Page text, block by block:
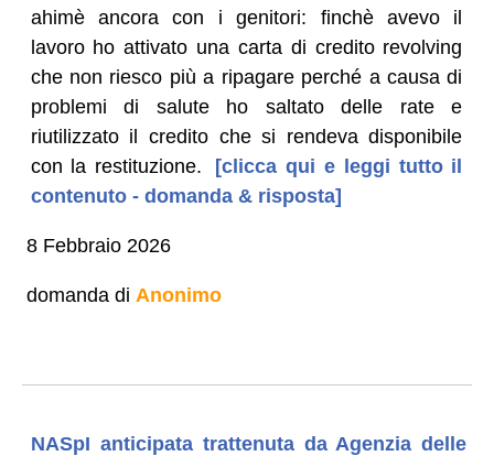
ahimè ancora con i genitori: finchè avevo il
lavoro ho attivato una carta di credito revolving
che non riesco più a ripagare perché a causa di
problemi di salute ho saltato delle rate e
riutilizzato il credito che si rendeva disponibile
con la restituzione.
[clicca qui e leggi tutto il
contenuto - domanda & risposta]
8 Febbraio 2026
domanda di Anonimo
NASpI anticipata trattenuta da Agenzia delle